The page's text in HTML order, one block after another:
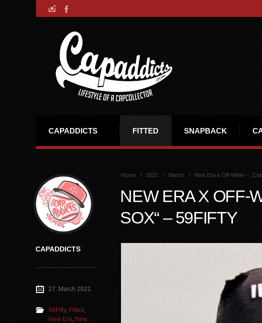
CAPADDICTS FITTED SNAPBACK
Home 2021 March New Era x Off-White –
NEW ERA X OFF-
SOX“ – 59FIFTY
CAPADDICTS
27. March 2021
59Fifty,Fitted,
New Era,New